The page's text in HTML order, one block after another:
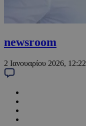
newsroom
2 Ιανουαρίου 2026, 12:22